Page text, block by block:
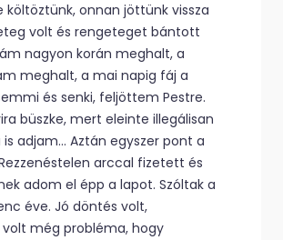
onnan jöttünk vissza
volt és rengeteget bántott
nagyon korán meghalt, a
meghalt, a mai napig fáj a
és senki, feljöttem Pestre.
büszke, mert eleinte illegálisan
adjam… Aztán egyszer pont a
arccal fizetett és
adom el épp a lapot. Szóltak a
éve. Jó döntés volt,
még probléma, hogy